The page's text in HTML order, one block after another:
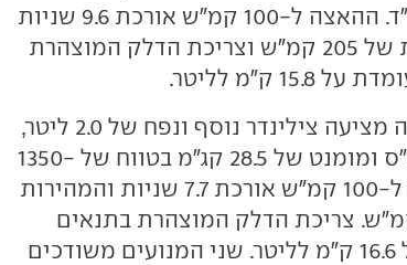
של 1,480-4,200 סל"ד. ההאצה ל-100 קמ"ש אורכת 9.6 שניות
עד למהירות מירבית של 205 קמ"ש וצריכת הדלק המוצהרת
ק"מ לליטר.
יחידת ההנעה השניה מציעה צילינדר נוסף ונפח של 2.0 ליטר,
עם הספק של 192 כ"ס ומומנט של 28.5 קג"מ בטווח של 1350-
4600 סל"ד. ההאצה ל-100 קמ"ש אורכת 7.7 שניות והמהירות
היא 227 קמ"ש. צריכת הדלק המוצהרת בתנאים
משולבים עומדת על 16.6 ק"מ לליטר. שני המנועים משודכים